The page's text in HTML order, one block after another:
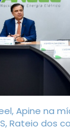
Apine na
Rateio dos